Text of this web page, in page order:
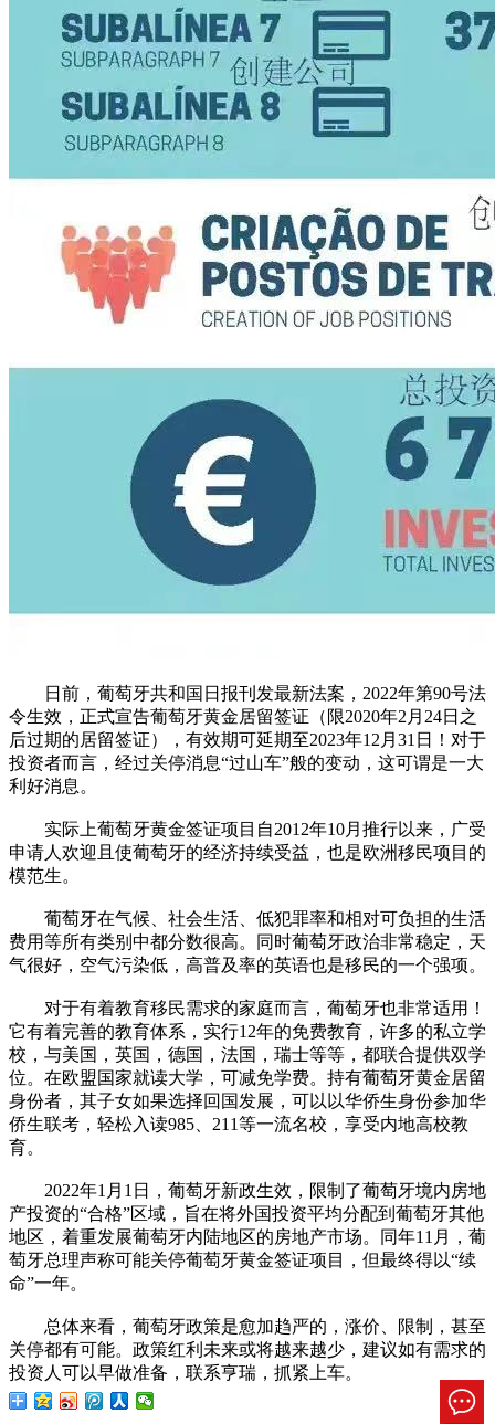
日前，葡萄牙共和国日报刊发最新法案，2022年第90号法
令生效，正式宣告葡萄牙黄金居留签证（限2020年2月24日之
后过期的居留签证），有效期可延期至2023年12月31日！对于
投资者而言，经过关停消息“过山车”般的变动，这可谓是一大
利好消息。
实际上葡萄牙黄金签证项目自2012年10月推行以来，广受
申请人欢迎且使葡萄牙的经济持续受益，也是欧洲移民项目的
模范生。
葡萄牙在气候、社会生活、低犯罪率和相对可负担的生活
费用等所有类别中都分数很高。同时葡萄牙政治非常稳定，天
气很好，空气污染低，高普及率的英语也是移民的一个强项。
对于有着教育移民需求的家庭而言，葡萄牙也非常适用！
它有着完善的教育体系，实行12年的免费教育，许多的私立学
校，与美国，英国，德国，法国，瑞士等等，都联合提供双学
位。在欧盟国家就读大学，可减免学费。持有葡萄牙黄金居留
身份者，其子女如果选择回国发展，可以以华侨生身份参加华
侨生联考，轻松入读985、211等一流名校，享受内地高校教
育。
2022年1月1日，葡萄牙新政生效，限制了葡萄牙境内房地
产投资的“合格”区域，旨在将外国投资平均分配到葡萄牙其他
地区，着重发展葡萄牙内陆地区的房地产市场。同年11月，葡
萄牙总理声称可能关停葡萄牙黄金签证项目，但最终得以“续
命”一年。
总体来看，葡萄牙政策是愈加趋严的，涨价、限制，甚至
关停都有可能。政策红利未来或将越来越少，建议如有需求的
投资人可以早做准备，联系亨瑞，抓紧上车。